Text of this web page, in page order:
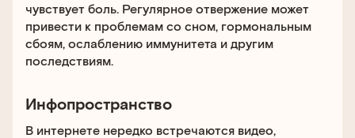
чувствует боль. Регулярное отвержение может
привести к проблемам со сном, гормональным
сбоям, ослаблению иммунитета и другим
последствиям.
Инфопространство
В интернете нередко встречаются видео,